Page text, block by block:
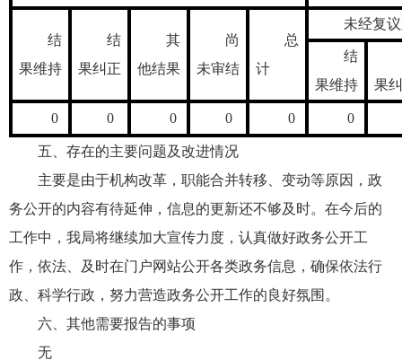
结
果维持
结
果纠正
其
他结果
尚
未审结
总
计
未经复
结
果维持
果
0 0 0 0 0 0
五、存在的主要问题及改进情况
主要是由于机构改革，职能合并转移、变动等原因，政
务公开的内容有待延伸，信息的更新还不够及时。在今后的
工作中，我局将继续加大宣传力度，认真做好政务公开工
作，依法、及时在门户网站公开各类政务信息，确保依法行
政、科学行政，努力营造政务公开工作的良好氛围。
六、其他需要报告的事项
无